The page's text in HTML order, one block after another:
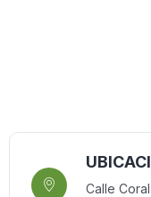
Calle